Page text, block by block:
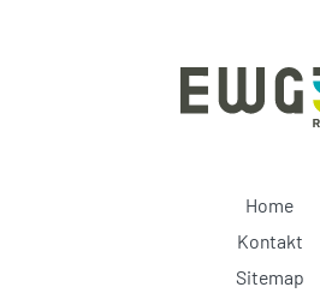
Home
Kontakt
Sitemap